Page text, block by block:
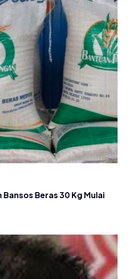
Beras 30 Kg Mulai